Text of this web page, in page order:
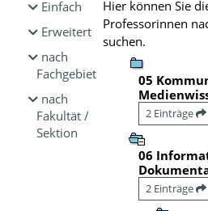
Einfach
Erweitert
nach
Fachgebiet
nach
Fakultät /
Sektion
Hier können Sie
Professorinnen
suchen.
05
2 Einträge
06
2 Einträge